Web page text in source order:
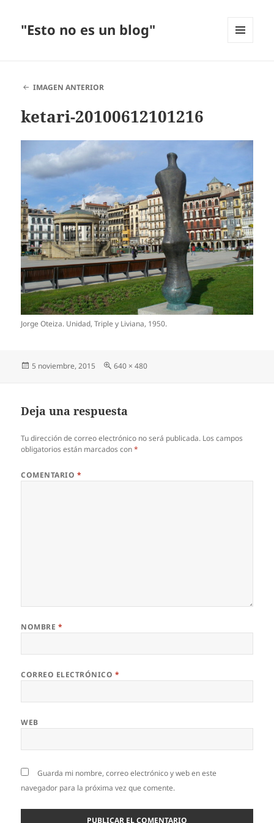
"Esto no es un blog"
IMAGEN ANTERIOR
ketari-20100612101216
Jorge Oteiza. Unidad, Triple y Liviana, 1950.
Publicado
5 noviembre, 2015
Tamaño
640 × 480
Deja una respuesta
Tu dirección de correo electrónico no será publicada. Los campos
obligatorios están marcados con*
COMENTARIO *
NOMBRE *
CORREO ELECTRÓNICO *
WEB
Guarda mi nombre, correo electrónico y web en este
navegador para la próxima vez que comente.